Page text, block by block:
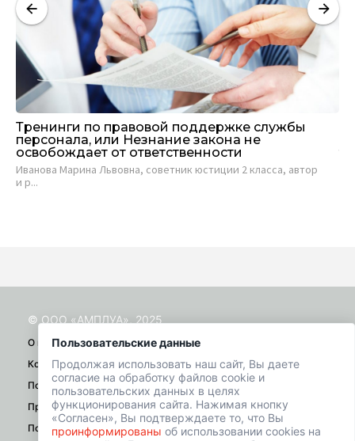
Тренинги по правовой поддержке службы
персонала, или Незнание закона не
освобождает от ответственности
Иванова Марина Львовна, советник юстиции 2 класса, автор
и р...
Пользовательские данные
Продолжая использовать наш сайт, Вы даете
согласие на обработку файлов cookie и
пользовательских данных в целях
функционирования сайта. Нажимая кнопку
«Согласен», Вы подтверждаете то, что Вы
проинформированы об использовании cookies на
© ООО «АМПЛУА», 2025
О проекте
Контакты
Помощь
Правила
Политика конфиденциальности